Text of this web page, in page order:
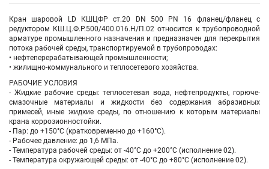
Кран шаровой LD КШЦФР ст.20 DN 500 PN 16 фланец/фланецс
редуктором КШ.Ц.Ф.Р.500/400.016.Н/П.02 относится к трубопроводной
арматуре промышленного назначения и предназначен для перекрытия
потока рабочей среды, транспортируемой в трубопроводах:
• нефтеперерабатывающей промышленности;
• жилищно-коммунального и теплосетевого хозяйства.
РАБОЧИЕ УСЛОВИЯ
- Жидкие рабочие среды: теплосетевая вода, нефтепродукты, горюче-
смазочные материалы и жидкости без содержания абразивных
примесей, иные жидкие среды, по отношению к которым материалы
крана коррозионностойки.
- Пар: до +150°C (кратковременно до +160°C).
- Рабочее давление: до 1,6 МПа.
- Температура рабочей среды: от -40°C до +200°C (исполнение 02).
- Температура окружающей среды: от -40°C до +80°C (исполнение 02).